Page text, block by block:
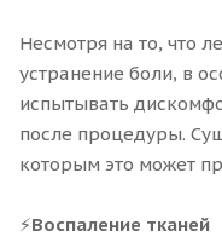
Несмотря на то, что
устранение боли, в
испытывать
после процедуры.
которым это может
⚡Воспаление тканей